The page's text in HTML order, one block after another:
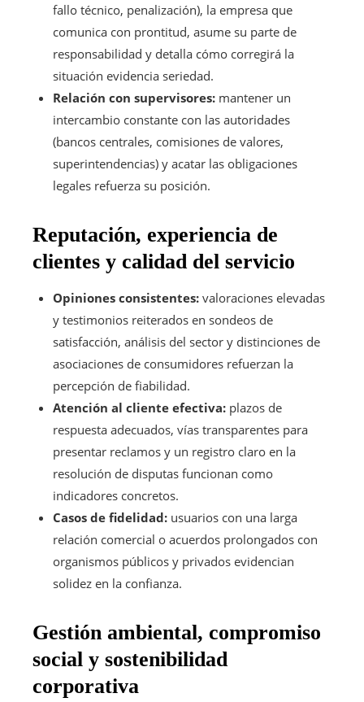
fallo técnico, penalización), la empresa que
comunica con prontitud, asume su parte de
responsabilidad y detalla cómo corregirá la
situación evidencia seriedad.
Relación con supervisores: mantener un
intercambio constante con las autoridades
(bancos centrales, comisiones de valores,
superintendencias) y acatar las obligaciones
legales refuerza su posición.
Reputación, experiencia de
clientes y calidad del servicio
Opiniones consistentes: valoraciones elevadas
y testimonios reiterados en sondeos de
satisfacción, análisis del sector y distinciones de
asociaciones de consumidores refuerzan la
percepción de fiabilidad.
Atención al cliente efectiva: plazos de
respuesta adecuados, vías transparentes para
presentar reclamos y un registro claro en la
resolución de disputas funcionan como
indicadores concretos.
Casos de fidelidad: usuarios con una larga
relación comercial o acuerdos prolongados con
organismos públicos y privados evidencian
solidez en la confianza.
Gestión ambiental, compromiso
social y sostenibilidad
corporativa